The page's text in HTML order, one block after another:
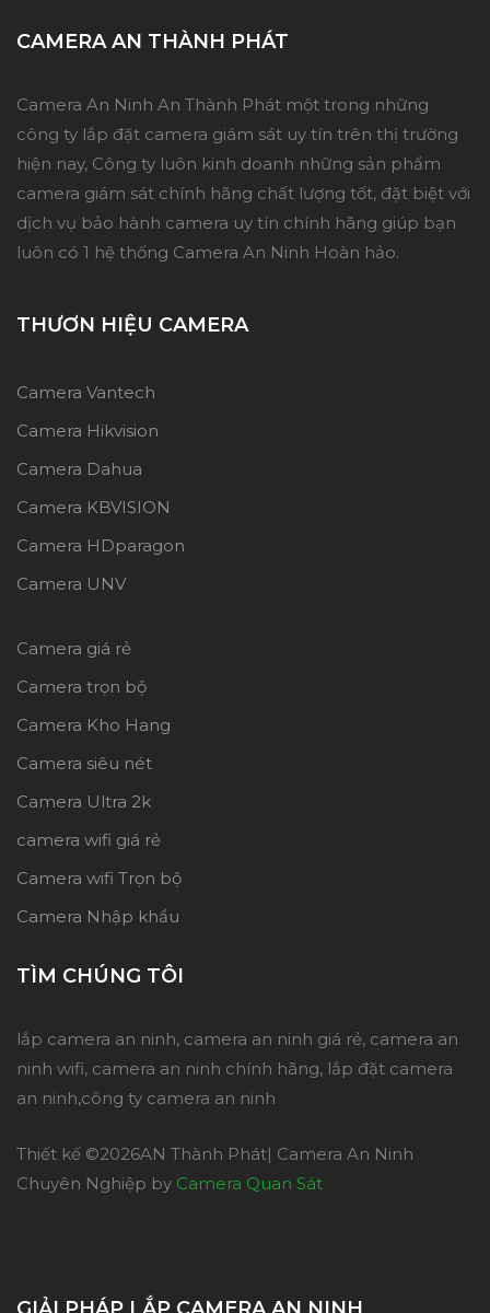
CAMERA AN THÀNH PHÁT
Camera An Ninh An Thành Phát một trong những
công ty lắp đặt camera giám sát uy tín trên thị trường
hiện nay, Công ty luôn kinh doanh những sản phẩm
camera giám sát chính hãng chất lượng tốt, đặt biệt với
dịch vụ bảo hành camera uy tín chính hãng giúp bạn
luôn có 1 hệ thống Camera An Ninh Hoàn hảo.
THƯƠN HIỆU CAMERA
Camera Vantech
Camera Hikvision
Camera Dahua
Camera KBVISION
Camera HDparagon
Camera UNV
Camera giá rẻ
Camera trọn bộ
Camera Kho Hang
Camera siêu nét
Camera Ultra 2k
camera wifi giá rẻ
Camera wifi Trọn bộ
Camera Nhập khẩu
TÌM CHÚNG TÔI
lắp camera an ninh, camera an ninh giá rẻ, camera an
ninh wifi, camera an ninh chính hãng, lắp đặt camera
an ninh,công ty camera an ninh
Thiết kế ©2026AN Thành Phát| Camera An Ninh
Chuyên Nghiệp by Camera Quan Sát